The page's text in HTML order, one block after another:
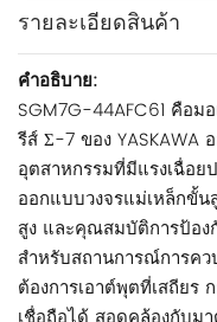
รายละเอียดสินค้า
คำอธิบาย:
SGM7G-44AFC61 คือม
รีส์ Σ-7 ของ YASKAWA
อุตสาหกรรมที่มีแรงเฉื่อย
ออกแบบวงจรแม่เหล็กขั้น
สูง และคุณสมบัติการป้อง
สำหรับสถานการณ์การค
ต้องการเอาต์พุตที่เสถียร